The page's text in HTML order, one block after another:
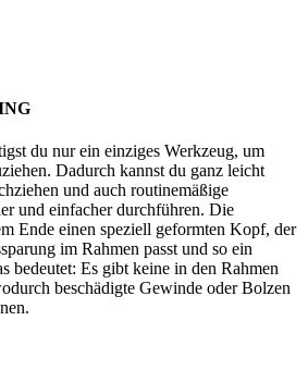
du nur ein einziges Werkzeug, um
Dadurch kannst du ganz leicht
und auch routinemäßige
und einfacher durchführen. Die
Ende einen speziell geformten Kopf, der
im Rahmen passt und so ein
bedeutet: Es gibt keine in den Rahmen
beschädigte Gewinde oder Bolzen